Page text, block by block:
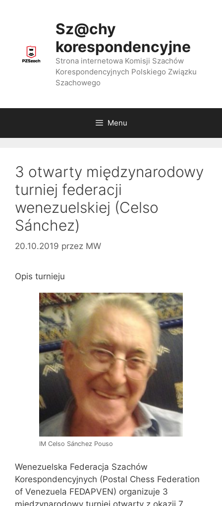
Sz@chy
korespondencyjne
Strona internetowa Komisji Szachów
Korespondencyjnych Polskiego Związku
Szachowego
Menu
3 otwarty międzynarodowy
turniej federacji
wenezuelskiej (Celso
Sánchez)
20.10.2019 przez MW
Opis turnieju
IM Celso Sánchez Pouso
Wenezuelska Federacja Szachów
Korespondencyjnych (Postal Chess Federation
of Venezuela FEDAPVEN) organizuje 3
międzynarodowy turniej otwarty z okazji 7